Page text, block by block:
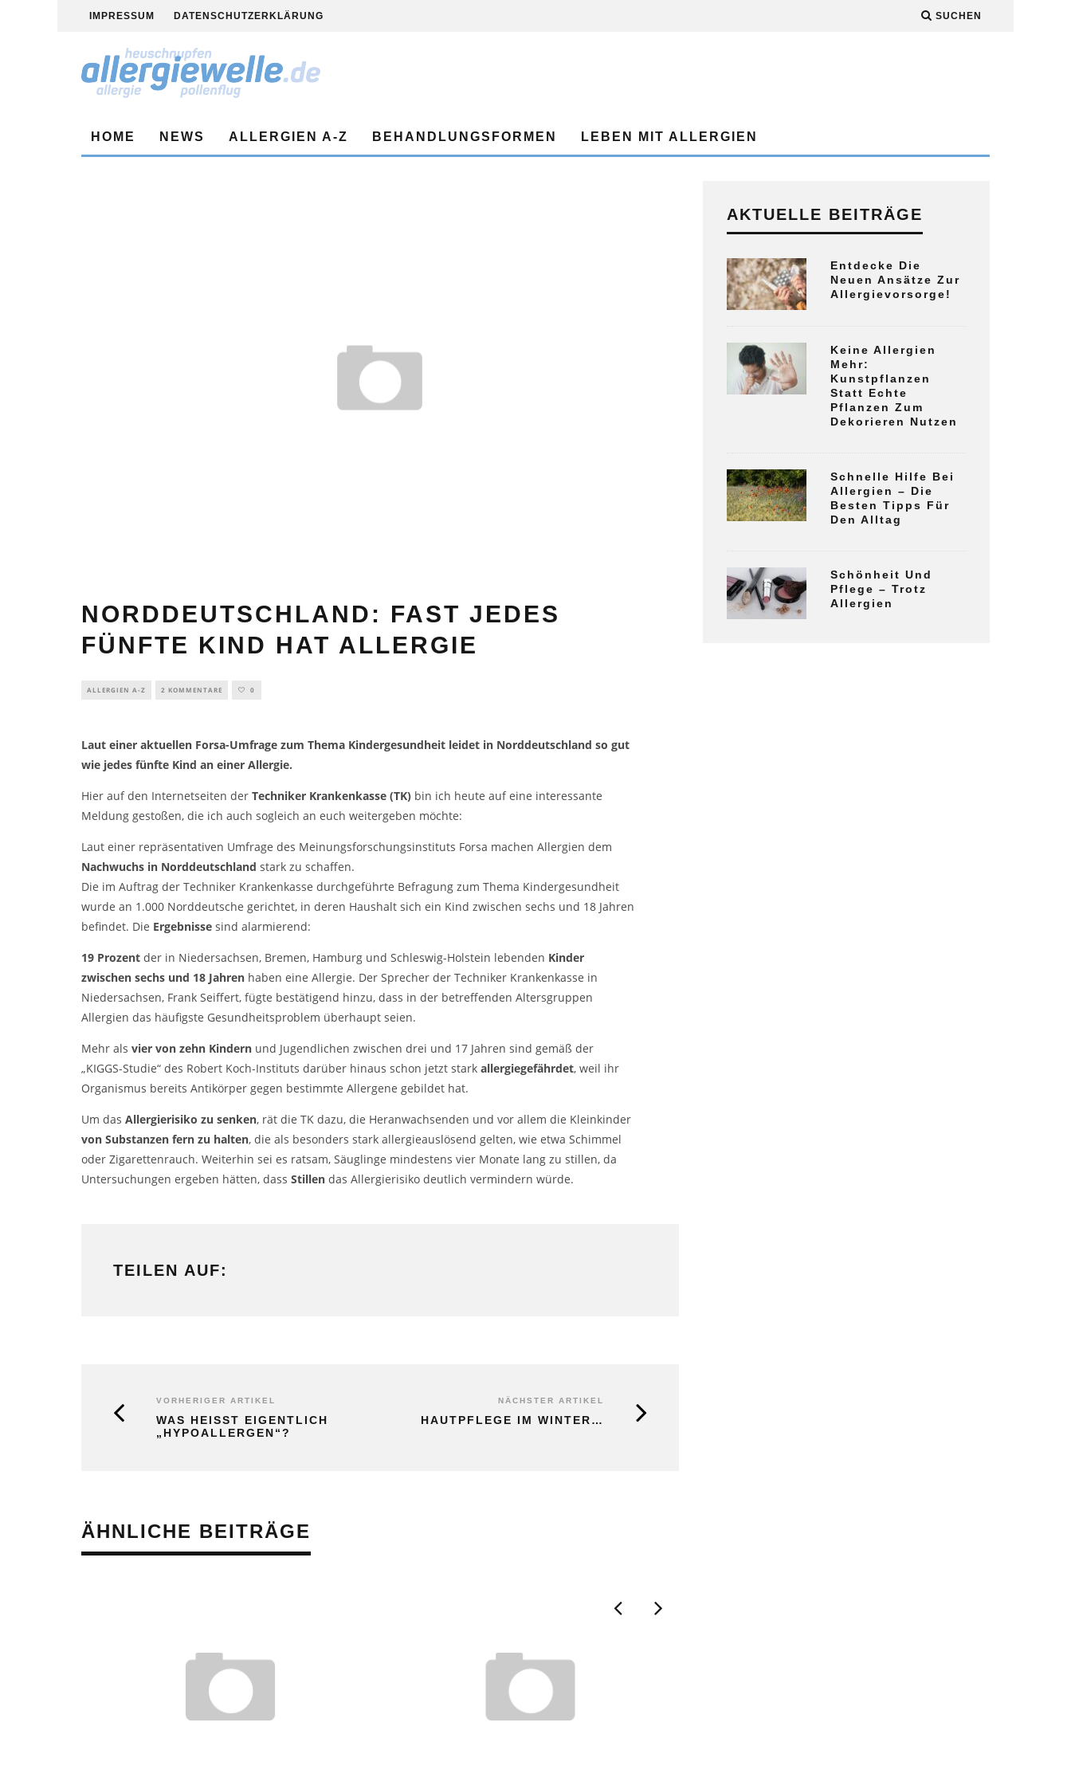
IMPRESSUM DATENSCHUTZERKLÄRUNG SUCHEN
HOME NEWS ALLERGIEN A-Z BEHANDLUNGSFORMEN LEBEN MIT ALLERGIEN
NORDDEUTSCHLAND: FAST JEDES
FÜNFTE KIND HAT ALLERGIE
ALLERGIEN A-Z 2 KOMMENTARE 0
Laut einer aktuellen Forsa-Umfrage zum Thema Kindergesundheit leidet in Norddeutschland so gut
wie jedes fünfte Kind an einer Allergie.
Hier auf den Internetseiten der Techniker Krankenkasse (TK) bin ich heute auf eine interessante
Meldung gestoßen, die ich auch sogleich an euch weitergeben möchte:
Laut einer repräsentativen Umfrage des Meinungsforschungsinstituts Forsa machen Allergien dem
Nachwuchs in Norddeutschland stark zu schaffen.
Die im Auftrag der Techniker Krankenkasse durchgeführte Befragung zum Thema Kindergesundheit
wurde an 1.000 Norddeutsche gerichtet, in deren Haushalt sich ein Kind zwischen sechs und 18 Jahren
befindet. Die Ergebnisse sind alarmierend:
19 Prozent der in Niedersachsen, Bremen, Hamburg und Schleswig-Holstein lebenden Kinder
zwischen sechs und 18 Jahren haben eine Allergie. Der Sprecher der Techniker Krankenkasse in
Niedersachsen, Frank Seiffert, fügte bestätigend hinzu, dass in der betreffenden Altersgruppen
Allergien das häufigste Gesundheitsproblem überhaupt seien.
Mehr als vier von zehn Kindern und Jugendlichen zwischen drei und 17 Jahren sind gemäß der
„KIGGS-Studie“ des Robert Koch-Instituts darüber hinaus schon jetzt stark allergiegefährdet, weil ihr
Organismus bereits Antikörper gegen bestimmte Allergene gebildet hat.
Um das Allergierisiko zu senken, rät die TK dazu, die Heranwachsenden und vor allem die Kleinkinder
von Substanzen fern zu halten, die als besonders stark allergieauslösend gelten, wie etwa Schimmel
oder Zigarettenrauch. Weiterhin sei es ratsam, Säuglinge mindestens vier Monate lang zu stillen, da
Untersuchungen ergeben hätten, dass Stillen das Allergierisiko deutlich vermindern würde.
TEILEN AUF:
VORHERIGER ARTIKEL
WAS HEISST EIGENTLICH „
HYPOALLERGEN“?
NÄCHSTER ARTIKEL
HAUTPFLEGE IM WINTER…
ÄHNLICHE BEITRÄGE
AKTUELLE BEITRÄGE
Entdecke Die
Neuen Ansätze Zur
Allergievorsorge!
Keine Allergien
Mehr:
Kunstpflanzen
Statt Echte
Pflanzen Zum
Dekorieren Nutzen
Schnelle Hilfe Bei
Allergien – Die
Besten Tipps Für
Den Alltag
Schönheit Und
Pflege – Trotz
Allergien